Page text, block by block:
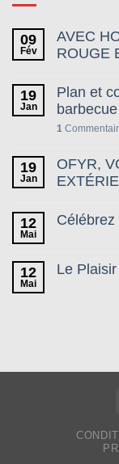
09
Fév
AVEC
ROUGE
19
Jan
Plan et
1
19
Jan
OFYR,
12
Mai
Célébrez
12
Mai
Le